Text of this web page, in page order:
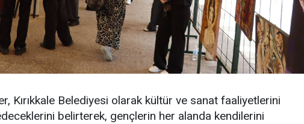
Kırıkkale Belediyesi olarak kültür ve sanat faaliyetlerini
belirterek, gençlerin her alanda kendilerini